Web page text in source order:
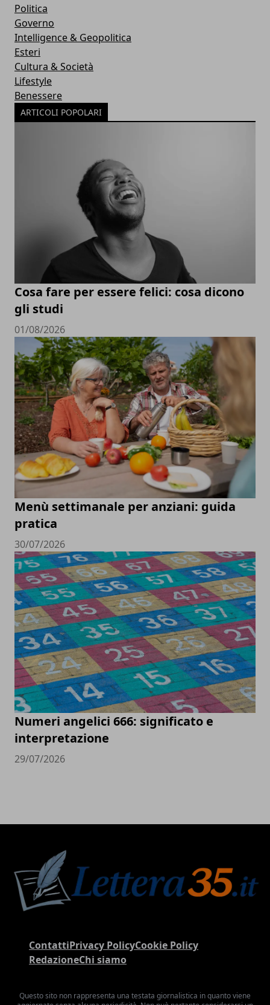
Politica
Governo
Intelligence & Geopolitica
Esteri
Cultura & Società
Lifestyle
Benessere
ARTICOLI POPOLARI
Cosa fare per essere felici: cosa dicono
gli studi
01/08/2026
Menù settimanale per anziani: guida
pratica
30/07/2026
Numeri angelici 666: significato e
interpretazione
29/07/2026
ContattiPrivacy PolicyCookie Policy
RedazioneChi siamo
Questo sito non rappresenta una testata giornalistica in quanto viene